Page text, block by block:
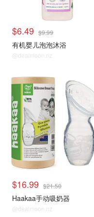
$6.49 $9.99
有机婴儿泡泡沐浴
@dealmoon.nz
$16.99 $21.50
Haakaa手动吸奶器
@dealmoon.nz